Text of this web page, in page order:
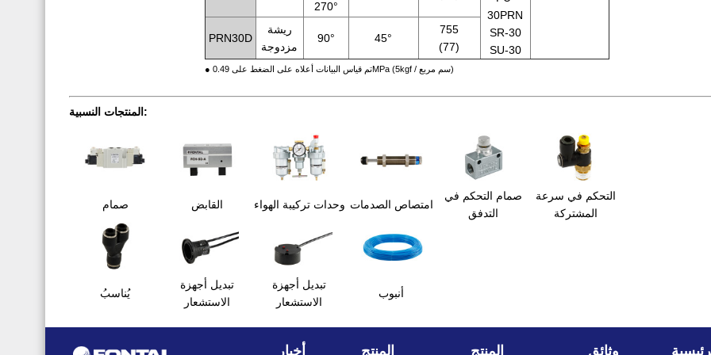
30PRN
SR-30
SU-30
270°
PRN30D
ريشة
مزدوجة
90° 45°
755
(77)
● تم قياس البيانات أعلاه على الضغط على 0.49MPa (5kgf / سم مربع)
المنتجات النسبية:
صمام القابض وحدات تركيبة الهواء امتصاص الصدمات
صمام التحكم في
التدفق
التحكم في سرعة
المشتركة
يُناسبُ
تبديل أجهزة
الاستشعار
تبديل أجهزة
الاستشعار
أنبوب
أخبار المنتج المنتج وثائق